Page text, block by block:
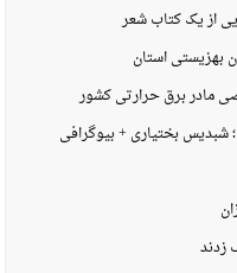
از یک کتاب شعر
بهزیستی استان
مادر برق حرارتی کشور
شبدیس بختیاری + بیوگرافی